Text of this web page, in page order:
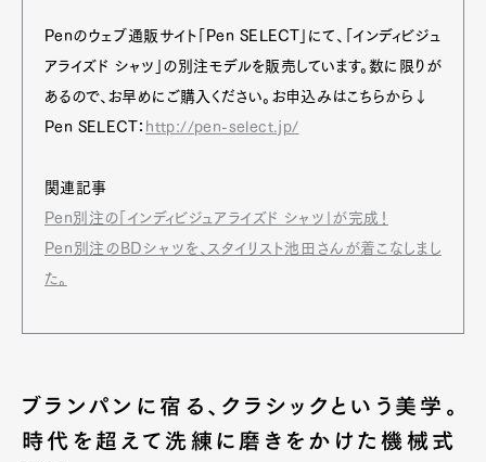
Penのウェブ通販サイト「Pen SELECT」にて、「インディビジュ
アライズド シャツ」の別注モデルを販売しています。数に限りが
あるので、お早めにご購入ください。お申込みはこちらから↓
Pen SELECT： http://pen-select.jp/
関連記事
Pen別注の「インディビジュアライズド シャツ」が完成！
Pen別注のBDシャツを、スタイリスト池田さんが着こなしまし
た。
ブランパンに宿る、クラシックという美学。
時代を超えて洗練に磨きをかけた機械式